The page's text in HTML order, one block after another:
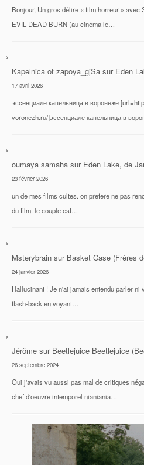
Bonjour, Un gros délire « film horreur »
EVIL DEAD BURN (au cinéma le…
Kapelnica ot zapoya_gjSa sur Eden
17 avril 2026
эссенциале капельница в воронеже
voronezh.ru/]эссенциале капельница в
oumaya samaha sur Eden Lake, de
23 février 2026
un de mes films cultes. on prefere ne pas
du film. le couple est…
Msterybrain sur Basket Case (Frères
24 janvier 2026
Hallucinant ! Je n'ai jamais entendu parler ni
flash-back en voyant…
Jérôme sur Beetlejuice Beetlejuice
26 septembre 2024
Oui j'avais vu aussi pas mal de critiques
chef d'oeuvre intemporel nianiania…